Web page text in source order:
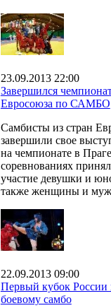
23.09.2013 22:00
Завершился
Евросоюза по САМБО
Самбисты из стран
завершили свое
на чемпионате в
соревнованиях
участие девушки и
также женщины и
22.09.2013 09:00
Первый кубок России
боевому самбо